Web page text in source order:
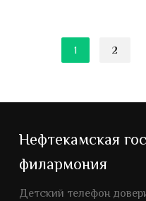
1 2
Нефтекамская
филармония
Детский телефон